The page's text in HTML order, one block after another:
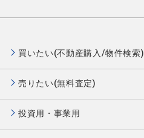
買いたい(不動産購入/物件検索)
売りたい(無料査定)
投資用・事業用